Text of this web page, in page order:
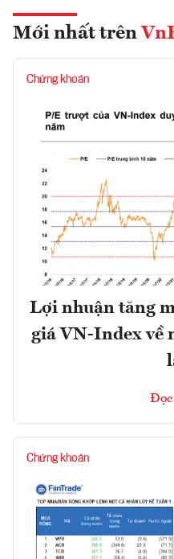
Mới nhất trên
Chứng khoán
Lợi nhuận tăng
giá VN-Index về
Đọc
Chứng khoán